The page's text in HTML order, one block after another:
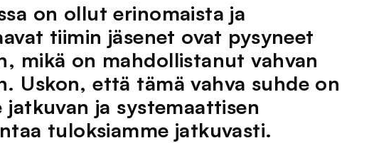
on ollut erinomaista ja
tiimin jäsenet ovat pysyneet
mikä on mahdollistanut vahvan
Uskon, että tämä vahva suhde on
ja systemaattisen
tuloksiamme jatkuvasti.